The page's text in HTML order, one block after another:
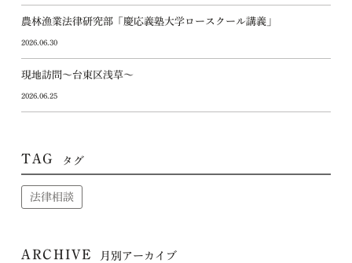
農林漁業法律研究部「慶応義塾大学ロースクール講義」
2026.06.30
現地訪問～台東区浅草～
2026.06.25
TAG タグ
法律相談
ARCHIVE 月別アーカイブ